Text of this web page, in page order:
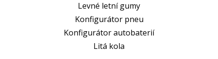
Levné letní gumy
Konfigurátor pneu
Konfigurátor autobaterií
Litá kola